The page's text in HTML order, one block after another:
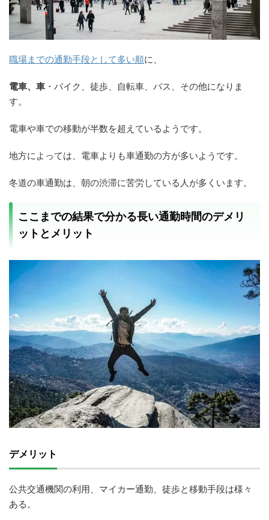
職場までの通勤手段として多い順に、
電車、車 ・バイク、徒歩、自転車、バス、その他になりま
す。
電車や車での移動が半数を超えているようです。
地方によっては、電車よりも車通勤の方が多いようです。
冬道の車通勤は、朝の渋滞に苦労している人が多くいます。
ここまでの結果で分かる長い通勤時間のデメリ
ットとメリット
デメリット
公共交通機関の利用、マイカー通勤、徒歩と移動手段は様々
ある。